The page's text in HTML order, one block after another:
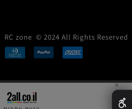
RC zone © 2024 All Rights Reserved
✕